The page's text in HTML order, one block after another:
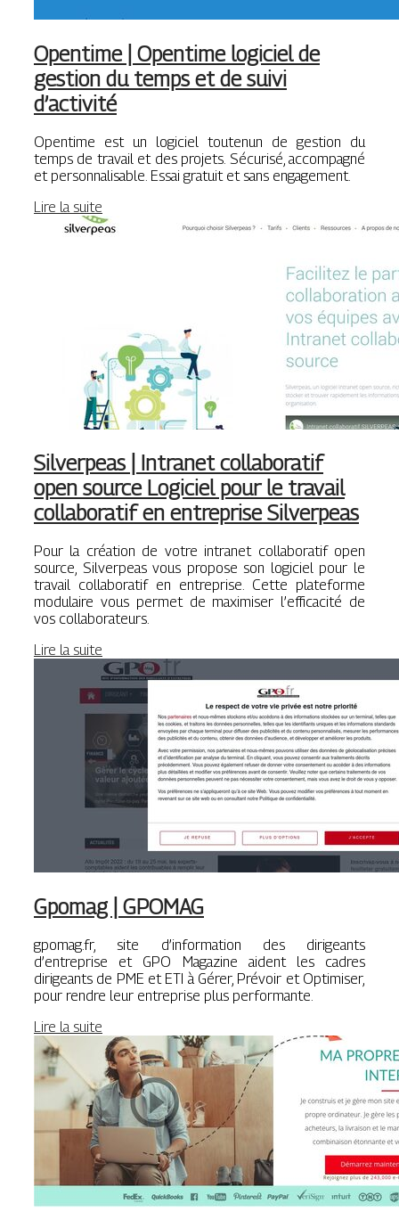
Opentime | Opentime logiciel de
gestion du temps et de suivi
d’activité
Opentime est un logiciel toutenun de gestion du
temps de travail et des projets. Sécurisé, accompagné
et personnalisable. Essai gratuit et sans engagement.
Lire la suite
Silverpeas | Intranet col­labora­tif
open source Logiciel pour le travail
col­labora­tif en entreprise Silverpeas
Pour la création de votre intranet collaboratif open
source, Silverpeas vous propose son logiciel pour le
travail collaboratif en entreprise. Cette plateforme
modulaire vous permet de maximiser l’efficacité de
vos collaborateurs.
Lire la suite
Gpomag | GPOMAG
gpomag.fr, site d’information des dirigeants
d’entreprise et GPO Magazine aident les cadres
dirigeants de PME et ETI à Gérer, Prévoir et Optimiser,
pour rendre leur entreprise plus performante.
Lire la suite